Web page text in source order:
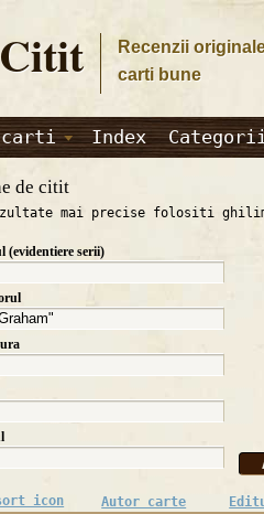
Recenzii
carti bune
carti Index
de citit
mai precise folositi
(evidentiere serii)
Autor carte